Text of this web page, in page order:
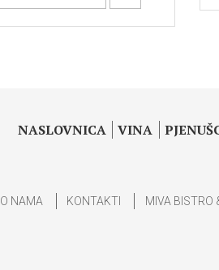
NASLOVNICA VINA
O NAMA KONTAKTI MIVA BISTRO